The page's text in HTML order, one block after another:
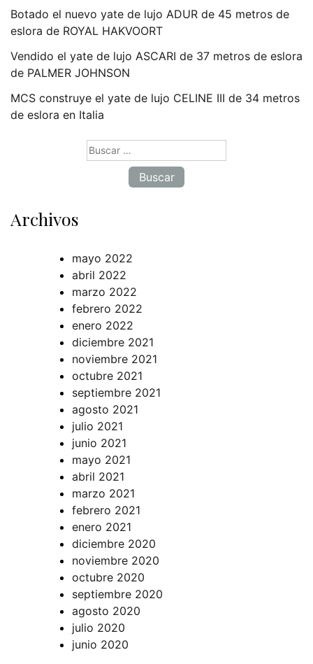
Botado el nuevo yate de lujo ADUR de 45 metros de
eslora de ROYAL HAKVOORT
Vendido el yate de lujo ASCARI de 37 metros de eslora
de PALMER JOHNSON
MCS construye el yate de lujo CELINE III de 34 metros
de eslora en Italia
Archivos
mayo 2022
abril 2022
marzo 2022
febrero 2022
enero 2022
diciembre 2021
noviembre 2021
octubre 2021
septiembre 2021
agosto 2021
julio 2021
junio 2021
mayo 2021
abril 2021
marzo 2021
febrero 2021
enero 2021
diciembre 2020
noviembre 2020
octubre 2020
septiembre 2020
agosto 2020
julio 2020
junio 2020